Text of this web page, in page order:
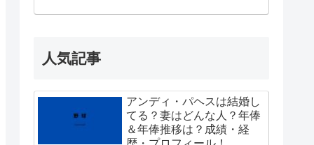
人気記事
アンディ・パヘスは結婚し
てる？妻はどんな人？年俸
＆年俸推移は？成績・経